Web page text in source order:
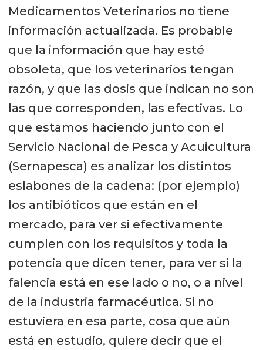
Medicamentos Veterinarios no tiene
información actualizada. Es probable
que la información que hay esté
obsoleta, que los veterinarios tengan
razón, y que las dosis que indican no son
las que corresponden, las efectivas. Lo
que estamos haciendo junto con el
Servicio Nacional de Pesca y Acuicultura
(Sernapesca) es analizar los distintos
eslabones de la cadena: (por ejemplo)
los antibióticos que están en el
mercado, para ver si efectivamente
cumplen con los requisitos y toda la
potencia que dicen tener, para ver si la
falencia está en ese lado o no, o a nivel
de la industria farmacéutica. Si no
estuviera en esa parte, cosa que aún
está en estudio, quiere decir que el